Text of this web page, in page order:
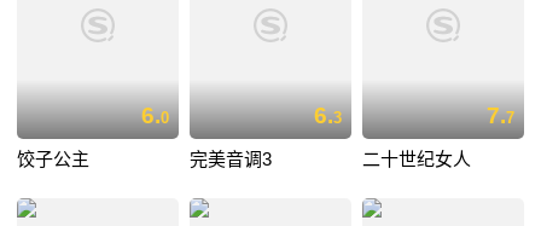
6.0
饺子公主
6.3
完美音调3
7.7
二十世纪女人